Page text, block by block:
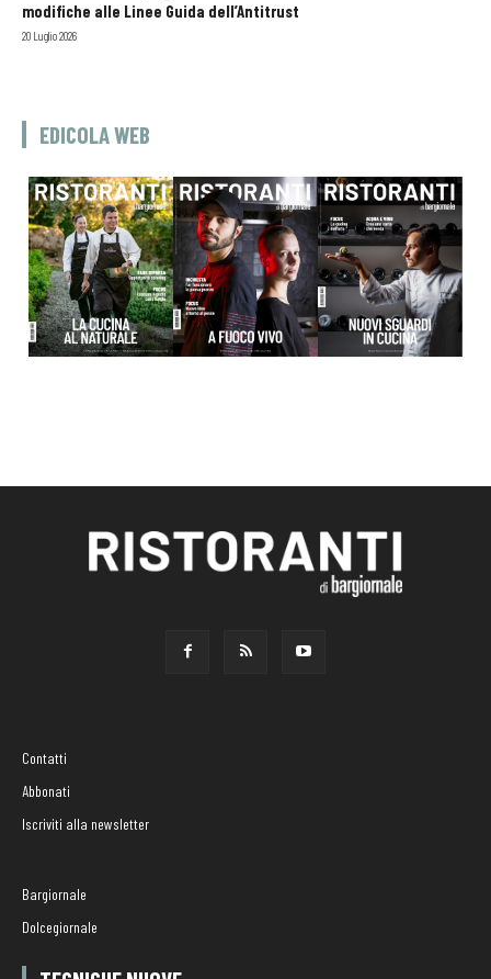
modifiche alle Linee Guida dell’Antitrust
20 Luglio 2026
EDICOLA WEB
Contatti
Abbonati
Iscriviti alla newsletter
Bargiornale
Dolcegiornale